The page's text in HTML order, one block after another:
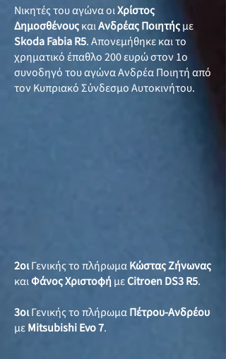
Νικητές του αγώνα οιΧρίστος
ΔημοσθένουςκαιΑνδρέας Ποιητήςμε
Skoda Fabia R5. Απονεμήθηκε και το
χρηματικό έπαθλο 200 ευρώ στον 1ο
συνοδηγό του αγώνα Ανδρέα Ποιητή από
τον Κυπριακό Σύνδεσμο Αυτοκινήτου.
2οιΓενικής το πλήρωμαΚώστας Ζήνωνας
καιΦάνος Χριστοφή μεCitroen DS3 R5.
3οιΓενικής το πλήρωμαΠέτρου-Ανδρέου
μεMitsubishi Evo 7.